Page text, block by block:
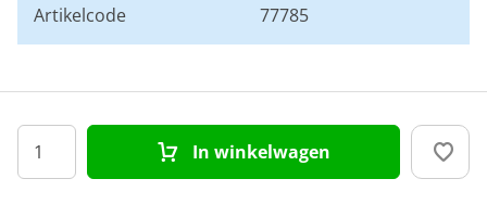
Artikelcode 77785
In winkelwagen